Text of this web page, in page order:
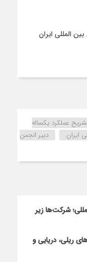
المللی ایران
عملکرد یکساله
ایران
دبیر انجمن
شرکت‌ها زیر
ریلی، دریایی و